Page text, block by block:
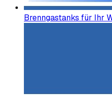
Brenngastanks für Ihr